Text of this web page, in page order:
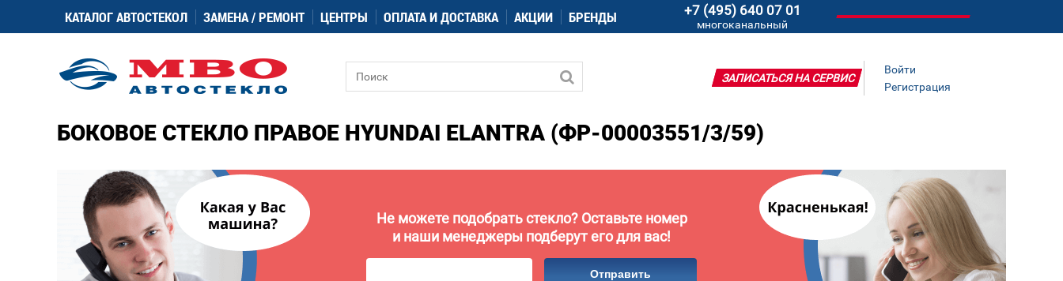
КАТАЛОГ АВТОСТЕКОЛ ЗАМЕНА / РЕМОНТ ЦЕНТРЫ ОПЛАТА И ДОСТАВКА АКЦИИ БРЕНДЫ +7 (495) 640 07 01
многоканальный
Войти
Регистрация
ЗАПИСАТЬСЯ НА СЕРВИС
БОКОВОЕ СТЕКЛО ПРАВОЕ HYUNDAI ELANTRA (ФР-00003551/3/59)
Не можете подобрать стекло? Оставьте номер
и наши менеджеры подберут его для вас!
Отправить